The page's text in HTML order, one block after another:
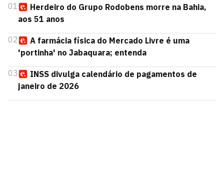
01
Herdeiro do Grupo Rodobens morre na Bahia,
aos 51 anos
02
A farmácia física do Mercado Livre é uma
'portinha' no Jabaquara; entenda
03
INSS divulga calendário de pagamentos de
janeiro de 2026